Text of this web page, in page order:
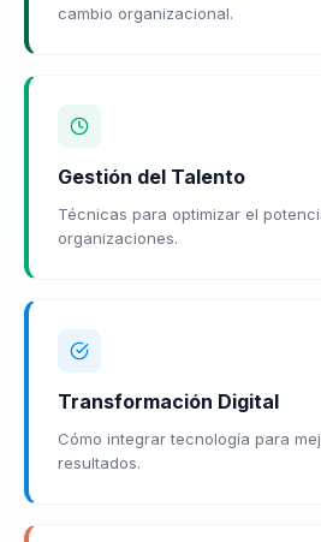
cambio organizacional.
Gestión del Talento
Técnicas para optimizar el
organizaciones.
Transformación Digital
Cómo integrar tecnología para
resultados.